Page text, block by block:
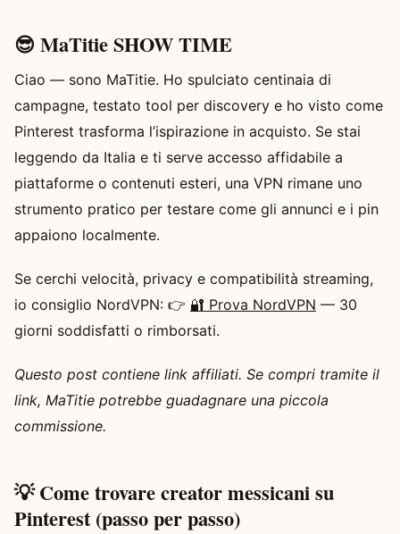
😎 MaTitie SHOW TIME
Ciao — sono MaTitie. Ho spulciato centinaia di
campagne, testato tool per discovery e ho visto come
Pinterest trasforma l’ispirazione in acquisto. Se stai
leggendo da Italia e ti serve accesso affidabile a
piattaforme o contenuti esteri, una VPN rimane uno
strumento pratico per testare come gli annunci e i pin
appaiono localmente.
Se cerchi velocità, privacy e compatibilità streaming,
io consiglio NordVPN: 👉 🔐 Prova NordVPN — 30
giorni soddisfatti o rimborsati.
Questo post contiene link affiliati. Se compri tramite il
link, MaTitie potrebbe guadagnare una piccola
commissione.
💡 Come trovare creator messicani su
Pinterest (passo per passo)